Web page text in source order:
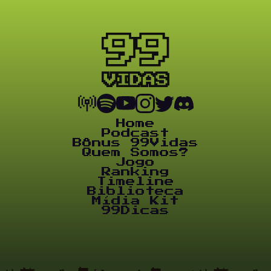
Home
Podcast
Bônus 99Vidas
Quem Somos?
Jogo
Ranking
Timeline
Biblioteca
Mídia Kit
99Dicas